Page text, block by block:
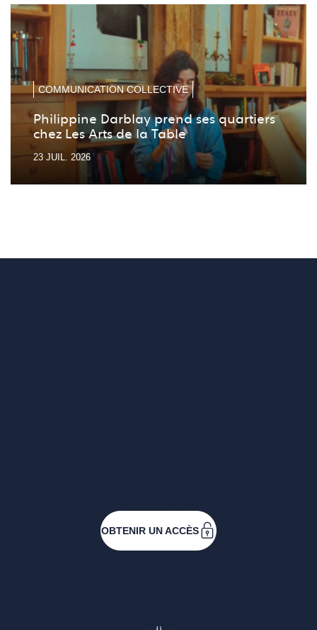
lala
COMMUNICATION COLLECTIVE
Philippine Darblay prend ses quartiers
chez Les Arts de la Table
23 JUIL. 2026
OBTENIR UN ACCÈS